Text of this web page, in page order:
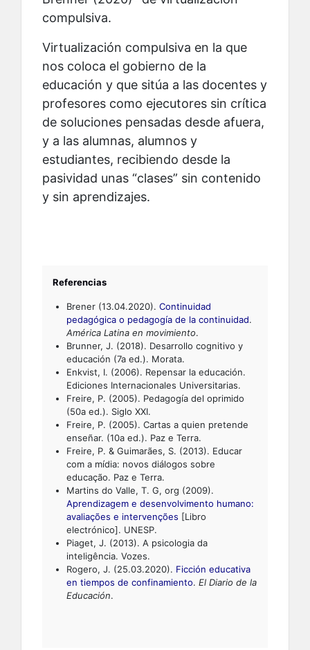
compulsiva.
Virtualización compulsiva en la que
nos coloca el gobierno de la
educación y que sitúa a las docentes y
profesores como ejecutores sin crítica
de soluciones pensadas desde afuera,
y a las alumnas, alumnos y
estudiantes, recibiendo desde la
pasividad unas “clases” sin contenido
y sin aprendizajes.
Referencias
Brener (13.04.2020). Continuidad
pedagógica o pedagogía de la continuidad.
América Latina en movimiento.
Brunner, J. (2018). Desarrollo cognitivo y
educación (7a ed.). Morata.
Enkvist, I. (2006). Repensar la educación.
Ediciones Internacionales Universitarias.
Freire, P. (2005). Pedagogía del oprimido
(50a ed.). Siglo XXI.
Freire, P. (2005). Cartas a quien pretende
enseñar. (10a ed.). Paz e Terra.
Freire, P. & Guimarães, S. (2013). Educar
com a mídia: novos diálogos sobre
educação. Paz e Terra.
Martins do Valle, T. G, org (2009).
Aprendizagem e desenvolvimento humano:
avaliações e intervenções [Libro
electrónico]. UNESP.
Piaget, J. (2013). A psicologia da
inteligência. Vozes.
Rogero, J. (25.03.2020). Ficción educativa
en tiempos de confinamiento. El Diario de la
Educación.